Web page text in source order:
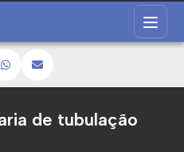
tubulacao industrial
de tubulação